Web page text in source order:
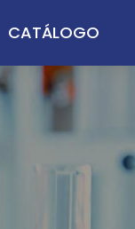
CATÁLOGO